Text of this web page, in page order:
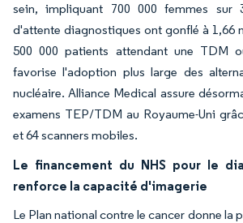
sein, impliquant 700 000 femmes sur
d'attente diagnostiques ont gonflé à 1,66
500 000 patients attendant une TDM
favorise l'adoption plus large des
nucléaire. Alliance Medical assure
examens TEP/TDM au Royaume-Uni
et 64 scanners mobiles.
Le financement du NHS pour le
renforce la capacité d'imagerie
Le Plan national contre le cancer donne la